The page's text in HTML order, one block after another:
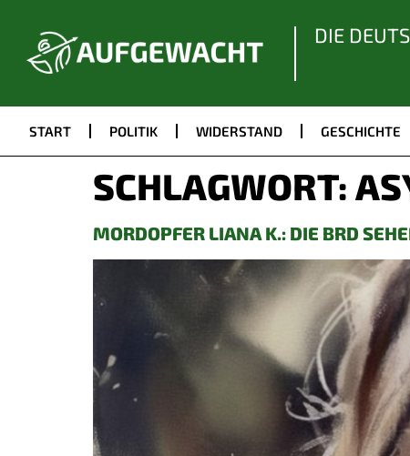
DIE
START POLITIK WIDERSTAND GESCHICHTE
SCHLAGWORT:
MORDOPFER LIANA K.: DIE BRD